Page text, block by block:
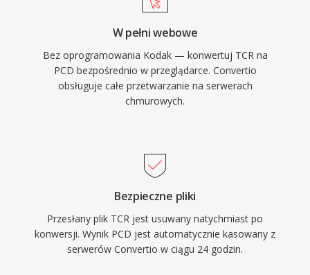
W pełni webowe
Bez oprogramowania Kodak — konwertuj TCR na
PCD bezpośrednio w przeglądarce. Convertio
obsługuje całe przetwarzanie na serwerach
chmurowych.
Bezpieczne pliki
Przesłany plik TCR jest usuwany natychmiast po
konwersji. Wynik PCD jest automatycznie kasowany z
serwerów Convertio w ciągu 24 godzin.